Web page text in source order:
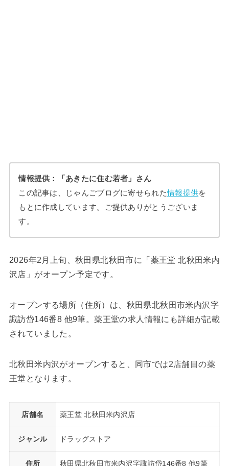
情報提供：「あきたに住む若者」さん
この記事は、じゃんごブログに寄せられた情報提供を
もとに作成しています。ご提供ありがとうございま
す。
2026年2月上旬、秋田県北秋田市に「薬王堂 北秋田米内
沢店」がオープン予定です。
オープンする場所（住所）は、秋田県北秋田市米内沢字
諏訪岱146番8 他9筆。薬王堂の求人情報にも詳細が記載
されていました。
北秋田米内沢がオープンすると、同市では2店舗目の薬
王堂となります。
店舗名 薬王堂 北秋田米内沢店
ジャンル ドラッグストア
住所 秋田県北秋田市米内沢字諏訪岱146番8 他9筆